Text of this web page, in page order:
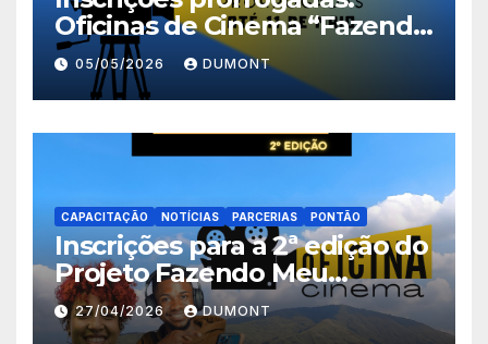
Oficinas de Cinema “Fazendo
Meu Primeiro Filme” em
Nova Iguaçu seguem abertas
até 11 de maio
05/05/2026 DUMONT
CAPACITAÇÃO NOTÍCIAS PARCERIAS PONTÃO
Inscrições para a 2ª edição do
Projeto Fazendo Meu
Primeiro Filme em Nova
Iguaçu
27/04/2026 DUMONT